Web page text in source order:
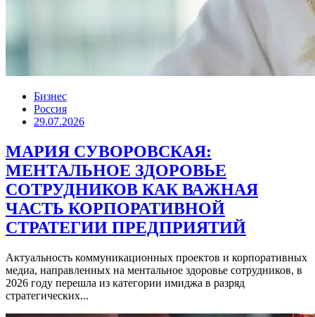
Бизнес
Россия
29.07.2026
МАРИЯ СУВОРОВСКАЯ:
МЕНТАЛЬНОЕ ЗДОРОВЬЕ
СОТРУДНИКОВ КАК ВАЖНАЯ
ЧАСТЬ КОРПОРАТИВНОЙ
СТРАТЕГИИ ПРЕДПРИЯТИЙ
Актуальность коммуникационных проектов и корпоративных
медиа, направленных на ментальное здоровье сотрудников, в
2026 году перешла из категории имиджа в разряд
стратегических...